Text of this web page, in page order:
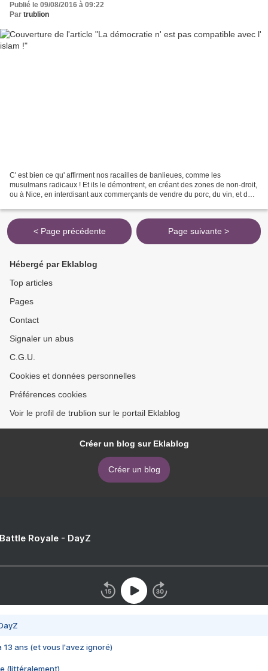
Publié le 09/08/2016 à 09:22
Par trublion
C' est bien ce qu' affirment nos racailles de banlieues, comme les
musulmans radicaux ! Et ils le démontrent, en créant des zones de non-droit,
ou à Nice, en interdisant aux commerçants de vendre du porc, du vin, et des
< Page précédente Page suivante >
Hébergé par Eklablog
Top articles
Pages
Contact
Signaler un abus
C.G.U.
Cookies et données personnelles
Préférences cookies
Voir le profil de trublion sur le portail Eklablog
Créer un blog sur Eklablog
Créer un blog
Royale - DayZ
13 ans (et vous l'avez ignoré)
(littéralement)